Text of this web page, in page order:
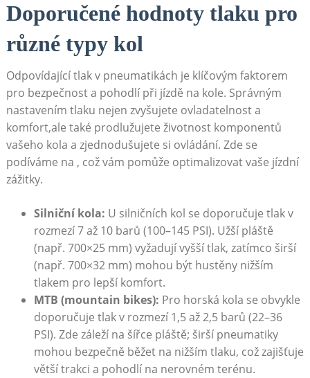
Doporučené hodnoty tlaku pro
různé typy kol
Odpovídající tlak v pneumatikách je klíčovým faktorem
pro bezpečnost a pohodlí při jízdě na kole. Správným
nastavením tlaku nejen zvyšujete ovladatelnost a
komfort,ale také prodlužujete životnost komponentů
vašeho kola a zjednodušujete si ovládání. Zde se
podíváme na , což vám pomůže optimalizovat vaše jízdní
zážitky.
Silniční kola: U silničních kol se doporučuje tlak v
rozmezí 7 až 10 barů (100–145 PSI). Užší pláště
(např. 700×25 mm) vyžadují vyšší tlak, zatímco širší
(např. 700×32 mm) mohou být hustěny nižším
tlakem pro lepší komfort.
MTB (mountain bikes): Pro horská kola se obvykle
doporučuje tlak v rozmezí 1,5 až 2,5 barů (22–36
PSI). Zde záleží na šířce pláště; širší pneumatiky
mohou bezpečně běžet na nižším tlaku, což zajišťuje
větší trakci a pohodlí na nerovném terénu.